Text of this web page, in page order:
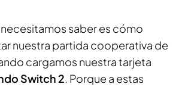
saber es cómo
nuestra partida cooperativa de
cargamos nuestra tarjeta
Switch 2. Porque a estas